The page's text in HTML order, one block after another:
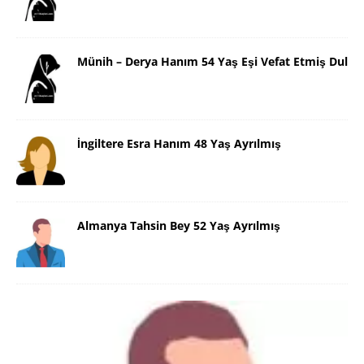
Münih – Derya Hanım 54 Yaş Eşi Vefat Etmiş Dul
İngiltere Esra Hanım 48 Yaş Ayrılmış
Almanya Tahsin Bey 52 Yaş Ayrılmış